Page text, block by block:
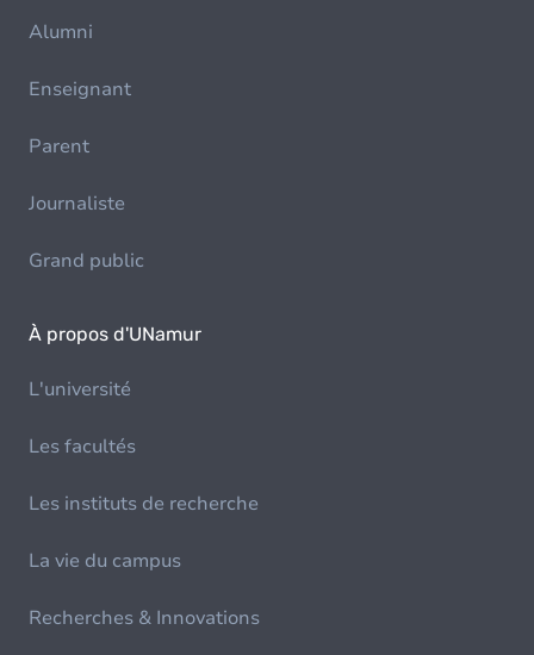
Alumni
Enseignant
Parent
Journaliste
Grand public
À propos d'UNamur
L'université
Les facultés
Les instituts de recherche
La vie du campus
Recherches & Innovations